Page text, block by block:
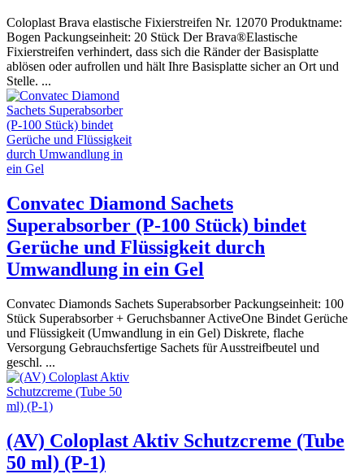
Coloplast Brava elastische Fixierstreifen Nr. 12070 Produktname:
Bogen Packungseinheit: 20 Stück Der Brava®Elastische
Fixierstreifen verhindert, dass sich die Ränder der Basisplatte
ablösen oder aufrollen und hält Ihre Basisplatte sicher an Ort und
Stelle. ...
Convatec Diamond Sachets
Superabsorber (P-100 Stück) bindet
Gerüche und Flüssigkeit durch
Umwandlung in ein Gel
Convatec Diamonds Sachets Superabsorber Packungseinheit: 100
Stück Superabsorber + Geruchsbanner ActiveOne Bindet Gerüche
und Flüssigkeit (Umwandlung in ein Gel) Diskrete, flache
Versorgung Gebrauchsfertige Sachets für Ausstreifbeutel und
geschl. ...
(AV) Coloplast Aktiv Schutzcreme (Tube
50 ml) (P-1)